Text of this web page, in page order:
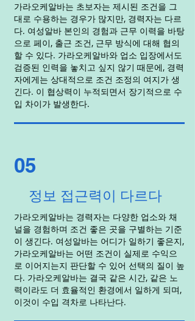
가라오케알바는 초보자는 제시된 조건을 그
대로 수용하는 경우가 많지만, 경력자는 다르
다. 여성알바 본인의 경험과 근무 이력을 바탕
으로 페이, 출근 조건, 근무 방식에 대해 협의
할 수 있다. 가라오케알바와 업소 입장에서도
검증된 인력을 놓치고 싶지 않기 때문에, 경력
자에게는 상대적으로 조건 조정의 여지가 생
긴다. 이 협상력이 누적되면서 장기적으로 수
입 차이가 발생한다.
05
정보 접근력이 다르다
가라오케알바는 경력자는 다양한 업소와 채
널을 경험하며 조건 좋은 곳을 구별하는 기준
이 생긴다. 여성알바는 어디가 일하기 좋은지,
가라오케알바는 어떤 조건이 실제로 수익으
로 이어지는지 판단할 수 있어 선택의 질이 높
다. 가라오케알바는 결국 같은 시간, 같은 노
력이라도 더 효율적인 환경에서 일하게 되며,
이것이 수입 격차로 나타난다.